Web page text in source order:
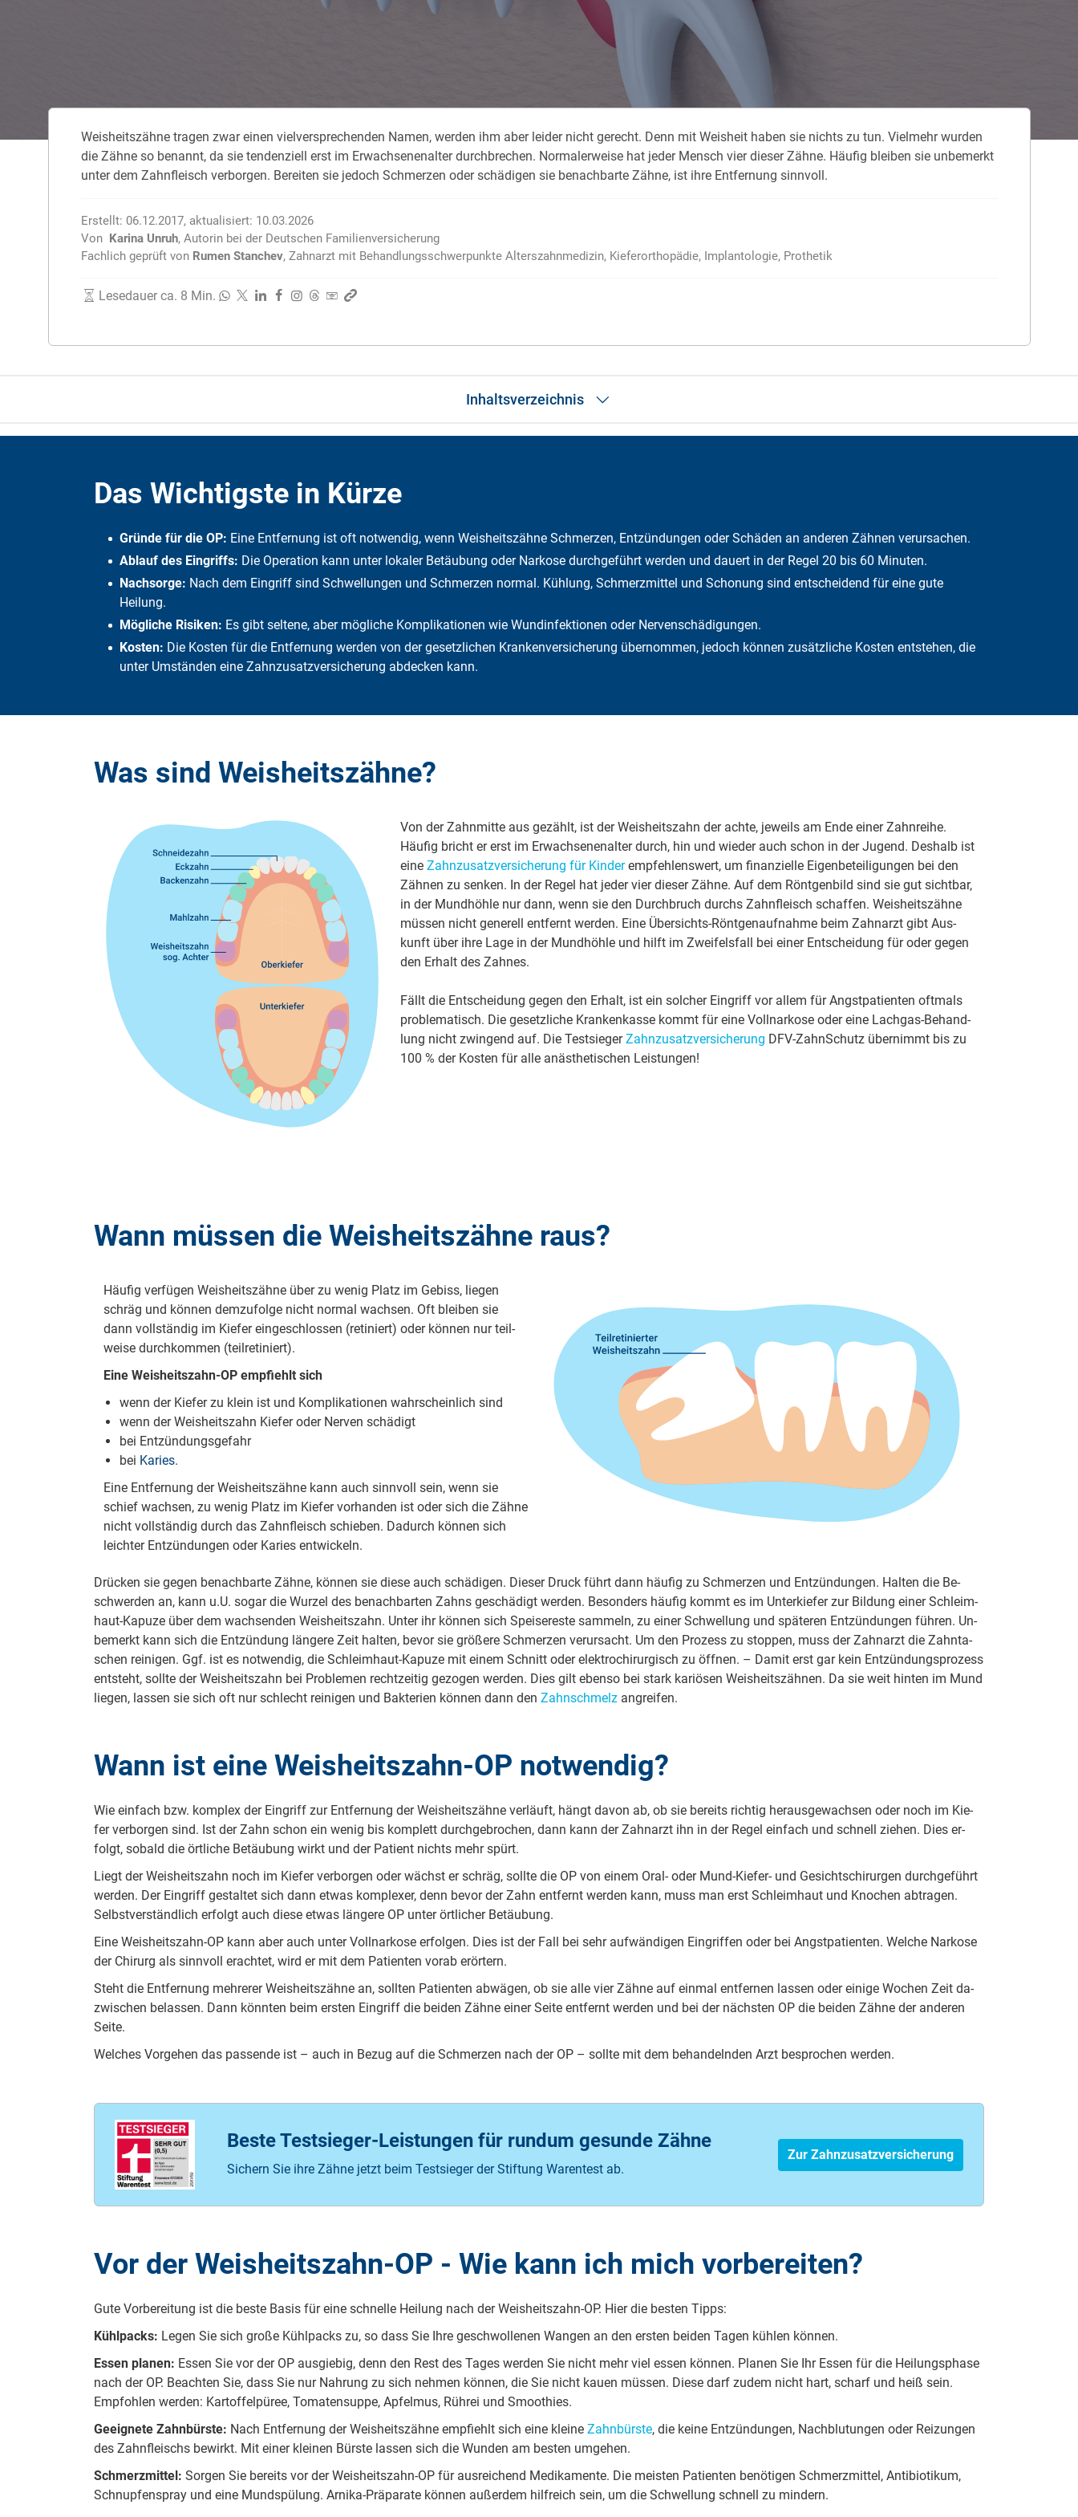
Würmer, Wurmkur & Entwurmung
Tierarztkosten für Hunde 2025
Listenhunde in Deutschland
Packliste Urlaub
Portugal Urlaub
Urlaub mit Kindern
Das neue Elterngeld
Das Zuhause absichern
Ausfalldeckung in der Haftpflicht
Kurzschluss und Überspannung
Rauchmelder können Leben retten
Weis­heits­zäh­ne tra­gen zwar ei­nen viel­ver­spre­chen­den Na­men, wer­den ihm aber lei­der nicht ge­recht. Denn mit Weis­heit ha­ben sie nichts zu tun. Viel­mehr wur­den
die Zäh­ne so be­nannt, da sie ten­den­zi­ell erst im Er­wach­sen­en­al­ter durch­bre­chen. Nor­ma­ler­wei­se hat je­der Mensch vier die­ser Zäh­ne. Häu­fig blei­ben sie un­be­merkt
un­ter dem Zahn­fleisch ver­bor­gen. Be­rei­ten sie je­doch Schmer­zen oder schä­di­gen sie be­nach­bar­te Zäh­ne, ist ih­re Ent­fer­nung sinn­voll.
Erstellt: 06.12.2017, aktualisiert: 10.03.2026
Von Karina Unruh, Autorin bei der Deutschen Familienversicherung
Fachlich geprüft von Rumen Stanchev, Zahnarzt mit Behandlungs­schwerpunkte Alters­zahnmedizin, Kiefer­orthopädie, Implantologie, Prothetik
Lesedauer ca. 8 Min.
Inhaltsverzeichnis
Risiken und Komplikationen einer OP
Blutung nach OP: Was beachten?
Kurz erklärt
Alle Weisheitszähne auf einmal entfernen?
Welche Kosten übernimmt die DFV?
Häufige Fragen
Das Wichtigste in Kürze
Gründe für die OP: Eine Entfernung ist oft notwendig, wenn Weisheitszähne Schmerzen, Entzündungen oder Schäden an anderen Zähnen verursachen.
Ablauf des Eingriffs: Die Operation kann unter lokaler Betäubung oder Narkose durchgeführt werden und dauert in der Regel 20 bis 60 Minuten.
Nachsorge: Nach dem Eingriff sind Schwellungen und Schmerzen normal. Kühlung, Schmerzmittel und Schonung sind entscheidend für eine gute
Heilung.
Mögliche Risiken: Es gibt seltene, aber mögliche Komplikationen wie Wundinfektionen oder Nervenschädigungen.
Kosten: Die Kosten für die Entfernung werden von der gesetzlichen Krankenversicherung übernommen, jedoch können zusätzliche Kosten entstehen, die
unter Umständen eine Zahnzusatzversicherung abdecken kann.
Was sind Weisheitszähne?
Von der Zahn­mit­te aus ge­zählt, ist der Weis­heits­zahn der ach­te, je­weils am En­de ei­ner Zahn­rei­he.
Häu­fig bricht er erst im Er­wach­sen­en­al­ter durch, hin und wie­der auch schon in der Ju­gend. Des­halb ist
ei­ne Zahn­zu­satz­ver­si­che­rung für Kin­deremp­feh­lens­wert, um fi­nan­ziel­le Ei­gen­be­tei­li­gun­gen bei den
Zäh­nen zu sen­ken. In der Re­gel hat je­der vier die­ser Zäh­ne. Auf dem Rönt­gen­bild sind sie gut sicht­bar,
in der Mund­höh­le nur dann, wenn sie den Durch­bruch durchs Zahn­fleisch schaf­fen. Weis­heits­zäh­ne
müs­sen nicht ge­ne­rell ent­fernt wer­den. Ei­ne Über­sichts-Rönt­gen­auf­nah­me beim Zahn­arzt gibt Aus­
kunft über ih­re La­ge in der Mund­höh­le und hilft im Zwei­fels­fall bei ei­ner Ent­schei­dung für oder ge­gen
den Er­halt des Zah­nes.
Fällt die Ent­schei­dung ge­gen den Er­halt, ist ein sol­cher Ein­griff vor al­lem für Angst­pa­tien­ten oft­mals
pro­ble­ma­tisch. Die ge­setz­li­che Kran­ken­kasse kommt für ei­ne Voll­nar­ko­se oder ei­ne Lach­gas-Be­hand­
lung nicht zwin­gend auf. Die Test­sie­gerZahn­zu­satz­ver­si­che­rung DFV-Zahn­Schutz über­nimmt bis zu
100 % der Kos­ten für al­le an­äs­the­ti­schen Leis­tun­gen!
Wann müssen die Weisheitszähne raus?
Häu­fig ver­fü­gen Weis­heits­zäh­ne über zu we­nig Platz im Ge­biss, lie­gen
schräg und kön­nen dem­zu­fol­ge nicht nor­mal wach­sen. Oft blei­ben sie
dann voll­stän­dig im Kie­fer ein­ge­schlos­sen (re­ti­niert) oder kön­nen nur teil­
wei­se durch­kom­men (teil­re­ti­niert).
Ei­ne Weis­heits­zahn-OP emp­fiehlt sich
wenn der Kie­fer zu klein ist und Kom­pli­ka­tio­nen wahr­schein­lich sind
wenn der Weis­heits­zahn Kie­fer oder Ner­ven schä­digt
bei Ent­zün­dungs­ge­fahr
bei Ka­ries.
Eine Entfernung der Weisheitszähne kann auch sinnvoll sein, wenn sie
schief wachsen, zu wenig Platz im Kiefer vorhanden ist oder sich die Zähne
nicht vollständig durch das Zahnfleisch schieben. Dadurch können sich
leichter Entzündungen oder Karies entwickeln.
Drü­cken sie ge­gen be­nach­bar­te Zäh­ne, kön­nen sie die­se auch schä­di­gen. Die­ser Druck führt dann häu­fig zu Schmer­zen und Ent­zün­dun­gen. Hal­ten die Be­
schwer­den an, kann u.­U. so­gar die Wur­zel des be­nach­bar­ten Zahns ge­schä­digt wer­den. Be­son­ders häu­fig kommt es im Un­ter­kie­fer zur Bil­dung ei­ner Schleim­
haut-Ka­pu­ze über dem wach­sen­den Weis­heits­zahn. Un­ter ihr kön­nen sich Spei­se­res­te sam­meln, zu ei­ner Schwel­lung und spä­te­ren Ent­zün­dun­gen füh­ren. Un­
be­merkt kann sich die Ent­zün­dung län­ge­re Zeit hal­ten, be­vor sie grö­ße­re Schmer­zen ver­ur­sacht. Um den Pro­zess zu stop­pen, muss der Zahn­arzt die Zahn­ta­
schen rei­ni­gen. Ggf. ist es not­wen­dig, die Schleim­haut-Ka­pu­ze mit ei­nem Schnitt oder elek­tro­chi­rur­gisch zu öff­nen. – Da­mit erst gar kein Ent­zün­dungs­pro­zess
ent­steht, soll­te der Weis­heits­zahn bei Pro­ble­men recht­zei­tig ge­zo­gen wer­den. Dies gilt eben­so bei stark ka­ri­ö­sen Weis­heits­zäh­nen. Da sie weit hin­ten im Mund
lie­gen, las­sen sie sich oft nur schlecht rei­ni­gen und Bak­te­ri­en kön­nen dann den Zahn­schmelz an­grei­fen.
Wann ist eine Weisheitszahn-OP notwendig?
Wie ein­fach bzw. kom­plex der Ein­griff zur Ent­fer­nung der Weis­heits­zäh­ne ver­läuft, hängt da­von ab, ob sie be­reits rich­tig her­aus­ge­wach­sen oder noch im Kie­
fer ver­bor­gen sind. Ist der Zahn schon ein we­nig bis kom­plett durch­ge­bro­chen, dann kann der Zahn­arzt ihn in der Re­gel ein­fach und schnell zie­hen. Dies er­
folgt, so­bald die ört­li­che Be­täu­bung wirkt und der Pa­tient nichts mehr spürt.
Liegt der Weis­heits­zahn noch im Kie­fer ver­bor­gen oder wächst er schräg, soll­te die OP von ei­nem Oral- oder Mund-Kie­fer- und Ge­sichts­chi­ru­rgen durch­ge­führt
wer­den. Der Ein­griff ge­stal­tet sich dann et­was kom­ple­xer, denn be­vor der Zahn ent­fernt wer­den kann, muss man erst Schleim­haut und Kno­chen ab­tra­gen.
Selbst­ver­ständ­lich er­folgt auch die­se et­was län­ge­re OP un­ter ört­li­cher Be­täu­bung.
Ei­ne Weis­heits­zahn-OP kann aber auch un­ter Voll­nar­ko­se er­fol­gen. Dies ist der Fall bei sehr auf­wän­di­gen Ein­grif­fen oder bei Angst­pa­tien­ten. Wel­che Nar­ko­se
der Chi­rurg als sinn­voll er­ach­tet, wird er mit dem Pa­tien­ten vor­ab er­ör­tern.
Steht die Ent­fer­nung meh­re­rer Weis­heits­zäh­ne an, soll­ten Pa­tien­ten ab­wä­gen, ob sie al­le vier Zäh­ne auf ein­mal ent­fer­nen las­sen oder ei­ni­ge Wo­chen Zeit da­
zwi­schen be­las­sen. Dann könn­ten beim ers­ten Ein­griff die bei­den Zäh­ne ei­ner Sei­te ent­fernt wer­den und bei der nächs­ten OP die bei­den Zäh­ne der an­de­ren
Sei­te.
Wel­ches Vor­ge­hen das pas­sen­de ist – auch in Be­zug auf die Schmer­zen nach der OP – soll­te mit dem be­han­deln­den Arzt be­spro­chen wer­den.
Beste Testsieger-Leistungen für rundum gesunde Zähne
Sichern Sie ihre Zähne jetzt beim Testsieger der Stiftung Warentest ab.
Zur Zahnzusatzversicherung
Vor der Weisheitszahn-OP - Wie kann ich mich vorbereiten?
Gu­te Vor­be­rei­tung ist die bes­te Ba­sis für ei­ne schnel­le Hei­lung nach der Weis­heits­zahn-OP. Hier die bes­ten Tipps:
Kühl­packs: Le­gen Sie sich gro­ße Kühl­packs zu, so dass Sie Ih­re ge­schwol­le­nen Wa­ngen an den ers­ten bei­den Ta­gen küh­len kön­nen.
Es­sen pla­nen: Es­sen Sie vor der OP aus­gie­big, denn den Rest des Ta­ges wer­den Sie nicht mehr viel es­sen kön­nen. Pla­nen Sie Ihr Es­sen für die Hei­lungs­pha­se
nach der OP. Be­ach­ten Sie, dass Sie nur Nah­rung zu sich neh­men kön­nen, die Sie nicht kau­en müs­sen. Die­se darf zu­dem nicht hart, scharf und heiß sein.
Emp­foh­len wer­den: Kar­tof­fel­pü­ree, To­ma­ten­suppe, Ap­fel­mus, Rühr­ei und Smoo­thies.
Ge­eig­ne­te Zahn­bür­ste: Nach Ent­fer­nung der Weis­heits­zäh­ne emp­fiehlt sich ei­ne klei­ne Zahn­bür­ste, die kei­ne Ent­zün­dun­gen, Nach­blu­tun­gen oder Rei­zun­gen
des Zahn­fleischs be­wirkt. Mit ei­ner klei­nen Bürs­te las­sen sich die Wun­den am bes­ten um­ge­hen.
Schmerz­mit­tel: Sor­gen Sie be­reits vor der Weis­heits­zahn-OP für aus­rei­chend Me­di­ka­men­te. Die meis­ten Pa­tien­ten be­nö­ti­gen Schmerz­mit­tel, An­ti­bio­ti­kum,
Schnup­fen­spray und ei­ne Mund­spü­lung. Ar­ni­ka-Prä­pa­ra­te kön­nen au­ßer­dem hilf­reich sein, um die Schwel­lung schnell zu min­dern.